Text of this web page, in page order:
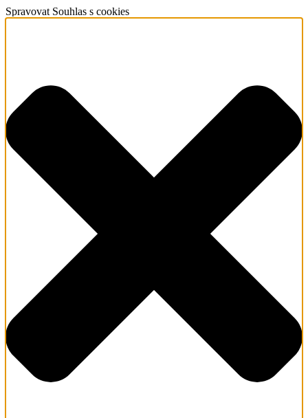
Spravovat Souhlas s cookies